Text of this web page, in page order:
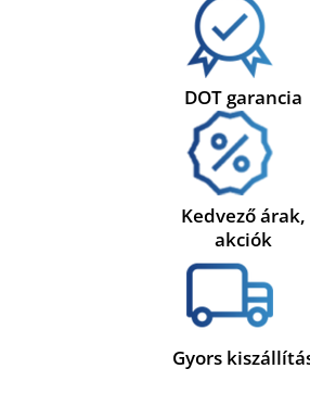
DOT garancia
Kedvező árak,
akciók
Gyors